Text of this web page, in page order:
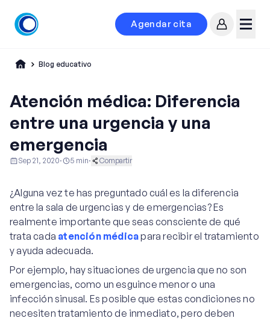
Agendar cita
Blog educativo
Atención médica: Diferencia
entre una urgencia y una
emergencia
Sep 21, 2020· 5 min· Compartir
Educación al Paciente
Ginecología y Obstetricia
Medicina General
¿Alguna vez te has preguntado cuál es la diferencia
entre la sala de urgencias y de emergencias? Es
realmente importante que seas consciente de qué
trata cada atención médicapara recibir el tratamiento
y ayuda adecuada.
Por ejemplo, hay situaciones de urgencia que no son
emergencias, como un esguince menor o una
infección sinusal. Es posible que estas condiciones no
necesiten tratamiento de inmediato, pero deben